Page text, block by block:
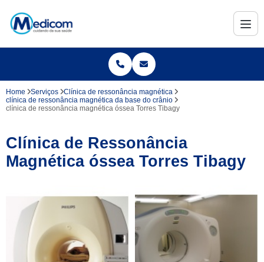
Home Serviços
Clínica de ressonância magnética
clínica de ressonância magnética da base do crânio
clínica de ressonância magnética óssea Torres Tibagy
Clínica de Ressonância
Magnética óssea Torres Tibagy